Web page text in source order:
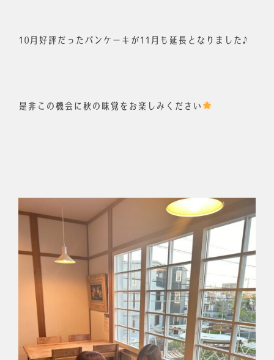
10月好評だったパンケーキが11月も延長となりました♪
是非この機会に秋の味覚をお楽しみください